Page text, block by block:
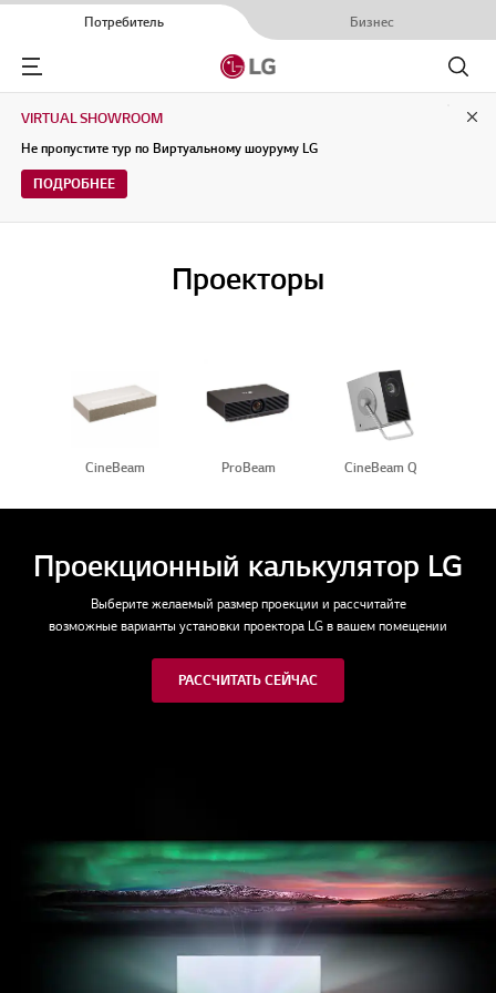
Потребитель Бизнес
Menu
Поиск
VIRTUAL SHOWROOM
Не пропустите тур по Виртуальному шоуруму LG
ПОДРОБНЕЕ
Проекторы
CineBeam ProBeam CineBeam Q
нужно вам
Проекционный
Выберите желаемый
возможные варианты